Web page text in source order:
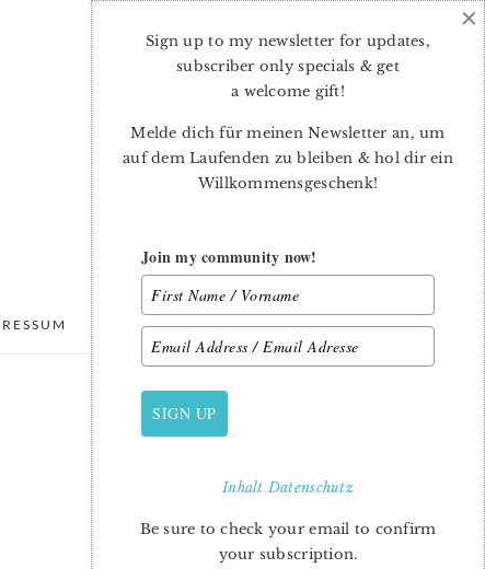
DATENSCHUTZ
PRIMARY
SIDEBAR
Sign up to my newsletter for updates,
subscriber only specials & get
a welcome gift!
Melde dich für meinen Newsletter an, um
auf dem Laufenden zu bleiben & hol dir ein
Willkommensgeschenk!
Join my community now!
SIGN UP
InhaltDatenschutz
Be sure to check your email to confirm
your subscription.
×